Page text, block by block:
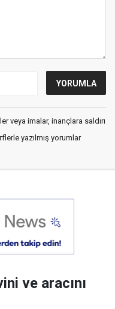
veya imalar, inançlara saldırı
yazılmış yorumlar
ve aracını